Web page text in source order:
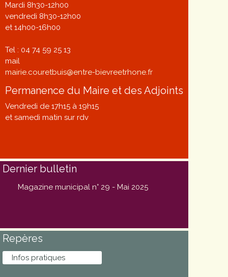
Mardi 8h30-12h00
vendredi 8h30-12h00
et 14h00-16h00
Tel : 04 74 59 25 13
mail
mairie.couretbuis@entre-bievreetrhone.fr
Permanence du Maire et des Adjoints
Vendredi de 17h15 à 19h15
et samedi matin sur rdv
Dernier bulletin
Magazine municipal n° 29 - Mai 2025
Repères
Infos pratiques